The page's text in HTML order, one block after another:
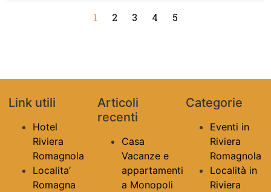
1 2 3 4 5
Link utili
Hotel
Riviera
Romagnola
Localita’
Romagna
Articoli
recenti
Casa
Vacanze e
appartamenti
a Monopoli
Categorie
Eventi in
Riviera
Romagnola
Località in
Riviera